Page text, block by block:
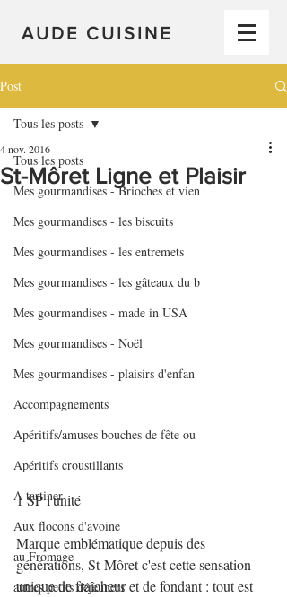
AUDE CUISINE
Post
Tous les posts
Mes gourmandises - Brioches et vien
Mes gourmandises - les biscuits
Mes gourmandises - les entremets
Mes gourmandises - les gâteaux du b
Mes gourmandises - made in USA
Mes gourmandises - Noël
Mes gourmandises - plaisirs d'enfan
Accompagnements
Apéritifs/amuses bouches de fête ou
Apéritifs croustillants
A tartiner
Aux flocons d'avoine
au Fromage
autres petits déjeuners
Tous les posts
St-Môret Ligne et Plaisir
4 nov. 2016
1 SP l'unité
Marque emblématique depuis des
générations, St-Môret c'est cette sensation
unique de fraîcheur et de fondant : tout est